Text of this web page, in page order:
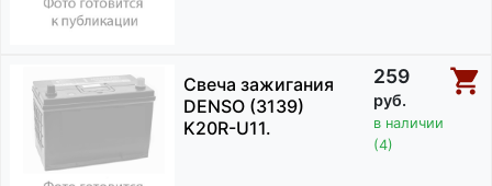
Свеча зажигания
DENSO (3139)
K20R-U11.
259
руб.
в наличии
(4)